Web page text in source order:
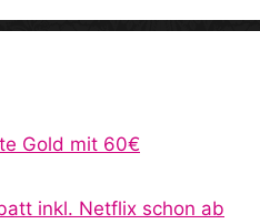
Gold mit 60€
inkl. Netflix schon ab